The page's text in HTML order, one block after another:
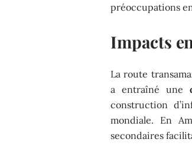
préoccupations
Impacts
La route
a entraîné une
construction
mondiale. En
secondaires